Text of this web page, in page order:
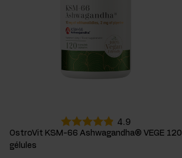
4.9
OstroVit KSM-66 Ashwagandha® VEGE 120
gélules